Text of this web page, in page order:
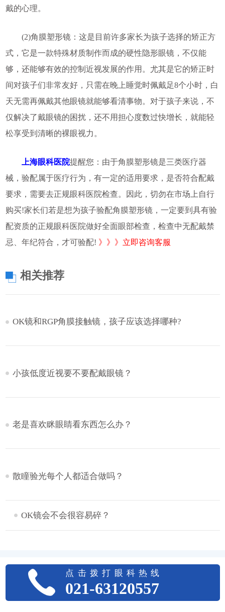
戴的心理。
(2)角膜塑形镜：这是目前许多家长为孩子选择的矫正方
式，它是一款特殊材质制作而成的硬性隐形眼镜，不仅能
够，还能够有效的控制近视发展的作用。尤其是它的矫正时
间对孩子们非常友好，只需在晚上睡觉时佩戴足8个小时，白
天无需再佩戴其他眼镜就能够看清事物。对于孩子来说，不
仅解决了戴眼镜的困扰，还不用担心度数过快增长，就能轻
松享受到清晰的裸眼视力。
上海眼科医院提醒您：由于角膜塑形镜是三类医疗器
械，验配属于医疗行为，有一定的适用要求，是否符合配戴
要求，需要去正规眼科医院检查。因此，切勿在市场上自行
购买!家长们若是想为孩子验配角膜塑形镜，一定要到具有验
配资质的正规眼科医院做好全面眼部检查，检查中无配戴禁
忌、年纪符合，才可验配! 》》》立即咨询客服
相关推荐
OK镜和RGP角膜接触镜，孩子应该选择哪种?
小孩低度近视要不要配戴眼镜？
老是喜欢眯眼睛看东西怎么办？
散瞳验光每个人都适合做吗？
OK镜会不会很容易碎？
点击拨打眼科热线
021-63120557